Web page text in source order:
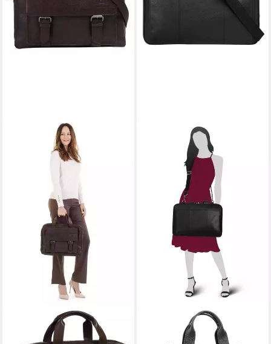
BODENSCHATZ
Aktentasche, echt Leder
BODENSCHATZ
Aktentasche, echt Leder